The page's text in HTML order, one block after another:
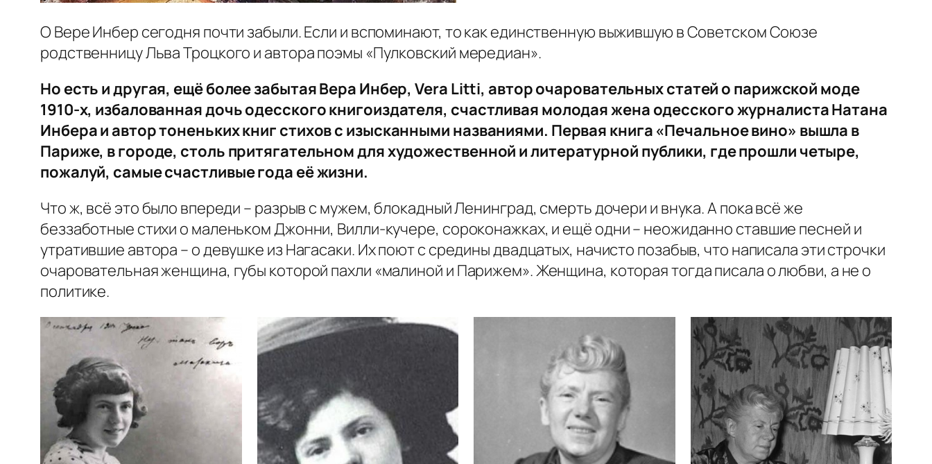
О Вере Инбер сегодня почти забыли. Если и вспоминают, то как единственную выжившую в Советском Союзе
родственницу Льва Троцкого и автора поэмы «Пулковский мередиан».
Но есть и другая, ещё более забытая Вера Инбер, Vera Litti, автор очаровательных статей о парижской моде
1910-х, избалованная дочь одесского книгоиздателя, счастливая молодая жена одесского журналиста Натана
Инбера и автор тоненьких книг стихов с изысканными названиями. Первая книга «Печальное вино» вышла в
Париже, в городе, столь притягательном для художественной и литературной публики, где прошли четыре,
пожалуй, самые счастливые года её жизни.
Что ж, всё это было впереди – разрыв с мужем, блокадный Ленинград, смерть дочери и внука. А пока всё же
беззаботные стихи о маленьком Джонни, Вилли-кучере, сороконажках, и ещё одни – неожиданно ставшие песней и
утратившие автора – о девушке из Нагасаки. Их поют с средины двадцатых, начисто позабыв, что написала эти строчки
очаровательная женщина, губы которой пахли «малиной и Парижем». Женщина, которая тогда писала о любви, а не о
политике.